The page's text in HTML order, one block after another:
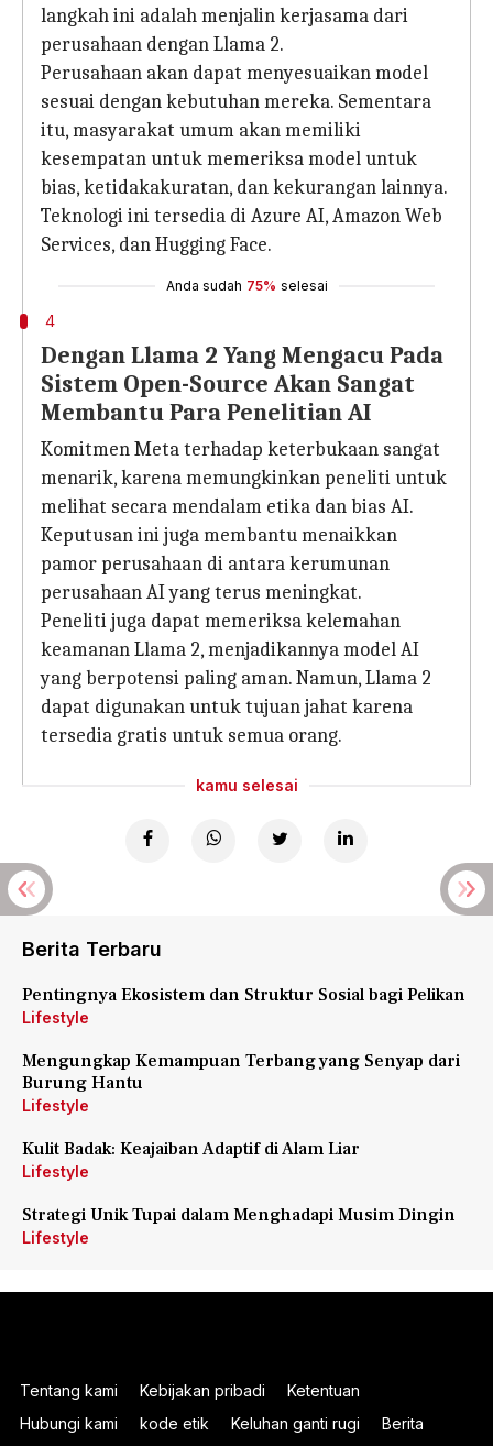
langkah ini adalah menjalin kerjasama dari
perusahaan dengan Llama 2.
Perusahaan akan dapat menyesuaikan model
sesuai dengan kebutuhan mereka. Sementara
itu, masyarakat umum akan memiliki
kesempatan untuk memeriksa model untuk
bias, ketidakakuratan, dan kekurangan lainnya.
Teknologi ini tersedia di Azure AI, Amazon Web
Services, dan Hugging Face.
Anda sudah 75% selesai
4
Dengan Llama 2 Yang Mengacu Pada
Sistem Open-Source Akan Sangat
Membantu Para Penelitian AI
Komitmen Meta terhadap keterbukaan sangat
menarik, karena memungkinkan peneliti untuk
melihat secara mendalam etika dan bias AI.
Keputusan ini juga membantu menaikkan
pamor perusahaan di antara kerumunan
perusahaan AI yang terus meningkat.
Peneliti juga dapat memeriksa kelemahan
keamanan Llama 2, menjadikannya model AI
yang berpotensi paling aman. Namun, Llama 2
dapat digunakan untuk tujuan jahat karena
tersedia gratis untuk semua orang.
kamu selesai
Berita Terbaru
Pentingnya Ekosistem dan Struktur Sosial bagi Pelikan
Lifestyle
Mengungkap Kemampuan Terbang yang Senyap dari
Burung Hantu
Lifestyle
Kulit Badak: Keajaiban Adaptif di Alam Liar
Lifestyle
Strategi Unik Tupai dalam Menghadapi Musim Dingin
Lifestyle
Tentang kami Kebijakan pribadi
Ketentuan
Hubungi kami
kode etik Keluhan ganti rugi Berita